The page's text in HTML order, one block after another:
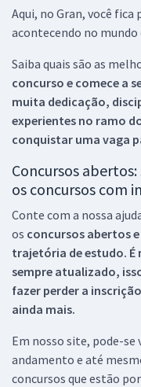
Aqui, no Gran, você
acontecendo no mundo
Saiba quais são as
concurso e comece a
muita dedicação,
experientes no ramo
conquistar uma vaga
Concursos
os concursos com
Conte com a nossa
os concursos abertos
trajetória de estudo.
sempre atualizado,
fazer perder a
ainda mais.
Em nosso site, pode-se
andamento e até
concursos que estão